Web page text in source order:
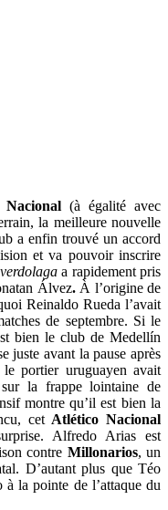
Nacional (à égalité avec
la meilleure nouvelle
a enfin trouvé un accord
et va pouvoir inscrire
verdolagaa rapidement pris
Álvez.À l’origine de
Reinaldo Rueda l’avait
de septembre. Si le
bien le club de Medellín
juste avant la pause après
portier uruguayen avait
la frappe lointaine de
montre qu’il est bien la
cetAtlético Nacional
Alfredo Arias est
contre Millonarios, un
D’autant plus que Téo
la pointe de l’attaque du